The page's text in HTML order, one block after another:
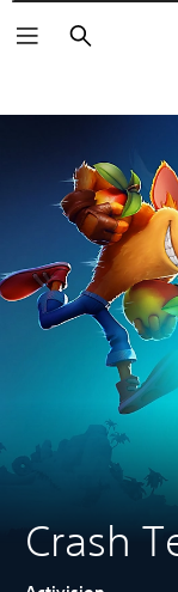
Vyhľadať
Crash